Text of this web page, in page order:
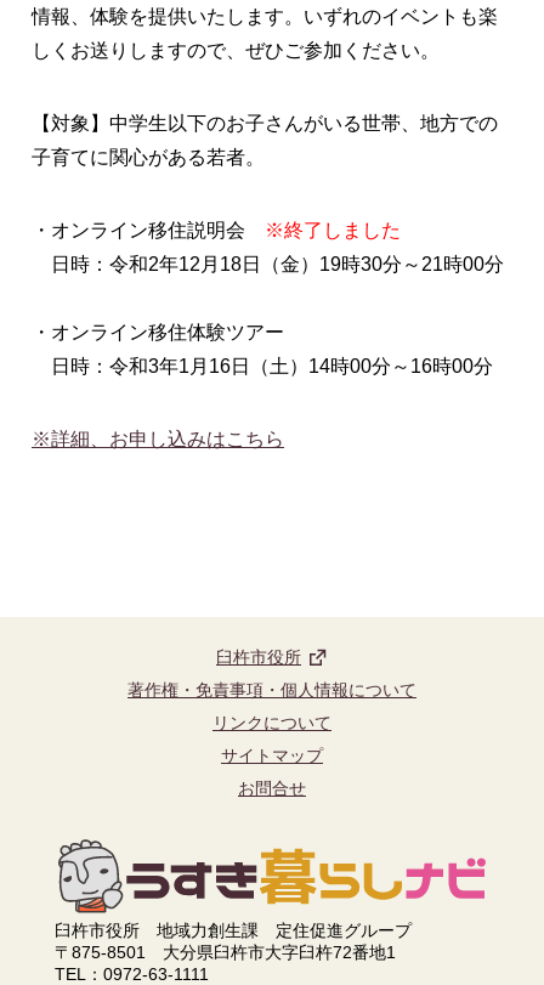
情報、体験を提供いたします。いずれのイベントも楽
しくお送りしますので、ぜひご参加ください。
【対象】中学生以下のお子さんがいる世帯、地方での
子育てに関心がある若者。
・オンライン移住説明会
※終了しました
日時：令和2年12月18日（金）19時30分～21時00分
・オンライン移住体験ツアー
日時：令和3年1月16日（土）14時00分～16時00分
※詳細、お申し込みはこちら
臼杵市役所
著作権・免責事項・個人情報について
リンクについて
サイトマップ
お問合せ
臼杵市役所 地域力創生課 定住促進グループ
〒875-8501 大分県臼杵市大字臼杵72番地1
TEL：0972-63-1111